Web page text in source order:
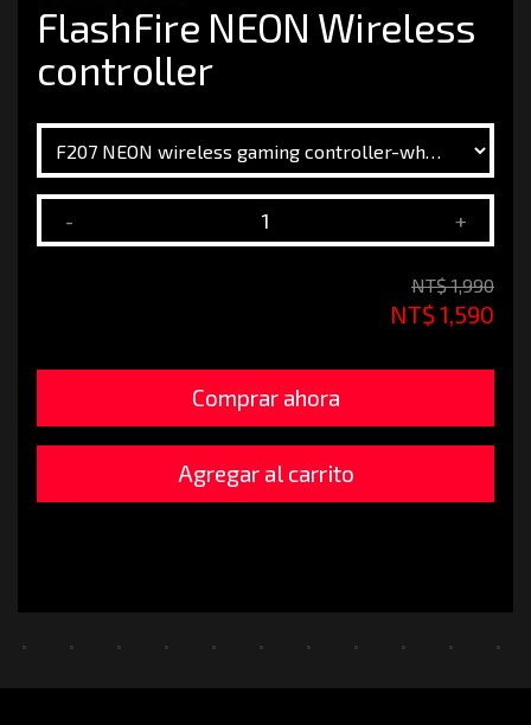
FlashFire NEON Wireless
controller
- +
NT$ 1,990
NT$ 1,590
Comprar ahora
Agregar al carrito